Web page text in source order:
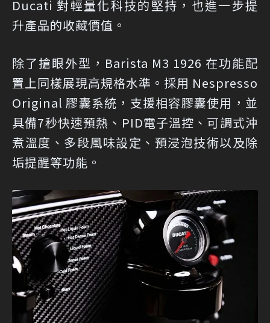
Ducati 對輕量化科技的堅持，也進一步提
升產品的收藏價值。
除了搶眼外型，Barista M3 1926 在功能配
置上同樣展現高規格水準。採用 Nespresso
Original 膠囊系統，支援相容膠囊使用，並
具備7秒快速預熱、PID電子溫控、可調式沖
煮溫度、多段風味設定、預浸泡技術以及除
垢提醒等功能。